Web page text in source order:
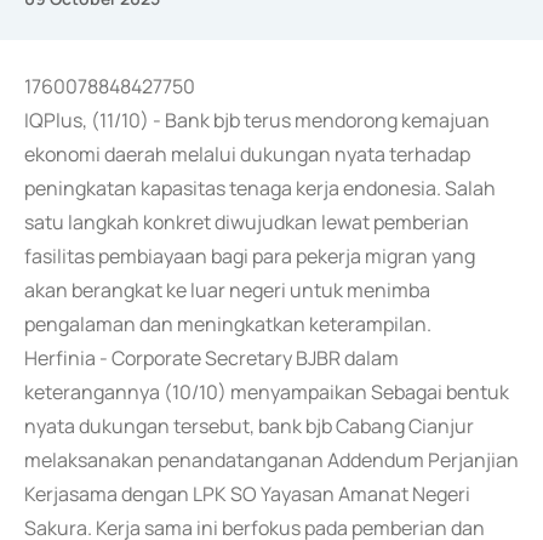
1760078848427750
IQPlus, (11/10) - Bank bjb terus mendorong kemajuan
ekonomi daerah melalui dukungan nyata terhadap
peningkatan kapasitas tenaga kerja endonesia. Salah
satu langkah konkret diwujudkan lewat pemberian
fasilitas pembiayaan bagi para pekerja migran yang
akan berangkat ke luar negeri untuk menimba
pengalaman dan meningkatkan keterampilan.
Herfinia - Corporate Secretary BJBR dalam
keterangannya (10/10) menyampaikan Sebagai bentuk
nyata dukungan tersebut, bank bjb Cabang Cianjur
melaksanakan penandatanganan Addendum Perjanjian
Kerjasama dengan LPK SO Yayasan Amanat Negeri
Sakura. Kerja sama ini berfokus pada pemberian dan